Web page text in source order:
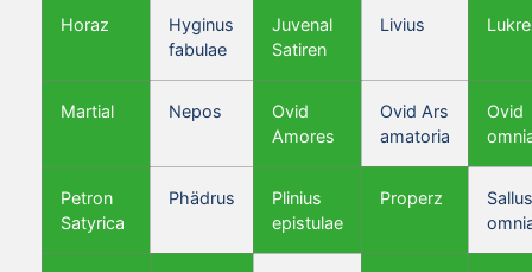
Horaz
Hyginus
fabulae
Juvenal
Satiren
Livius
Martial Nepos
Ovid
Amores
Ovid Ars
amatoria
Ovid
Petron
Satyrica
Phädrus
Plinius
epistulae
Properz